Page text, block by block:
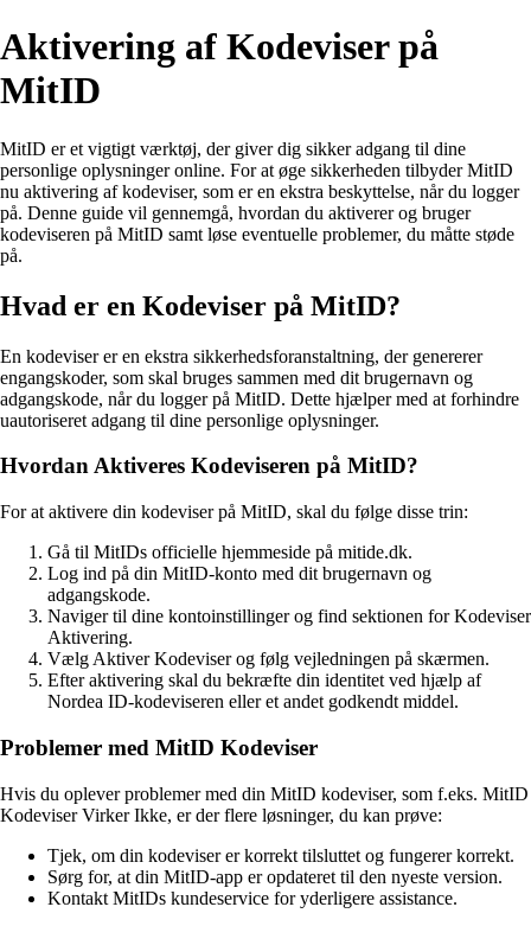
Aktivering af Kodeviser på
MitID
MitID er et vigtigt værktøj, der giver dig sikker adgang til dine
personlige oplysninger online. For at øge sikkerheden tilbyder MitID
nu aktivering af kodeviser, som er en ekstra beskyttelse, når du logger
på. Denne guide vil gennemgå, hvordan du aktiverer og bruger
kodeviseren på MitID samt løse eventuelle problemer, du måtte støde
på.
Hvad er en Kodeviser på MitID?
En kodeviser er en ekstra sikkerhedsforanstaltning, der genererer
engangskoder, som skal bruges sammen med dit brugernavn og
adgangskode, når du logger på MitID. Dette hjælper med at forhindre
uautoriseret adgang til dine personlige oplysninger.
Hvordan Aktiveres Kodeviseren på MitID?
For at aktivere din kodeviser på MitID, skal du følge disse trin:
Gå til MitIDs officielle hjemmeside på mitide.dk.
Log ind på din MitID-konto med dit brugernavn og
adgangskode.
Naviger til dine kontoinstillinger og find sektionen for Kodeviser
Aktivering.
Vælg Aktiver Kodeviser og følg vejledningen på skærmen.
Efter aktivering skal du bekræfte din identitet ved hjælp af
Nordea ID-kodeviseren eller et andet godkendt middel.
Problemer med MitID Kodeviser
Hvis du oplever problemer med din MitID kodeviser, som f.eks. MitID
Kodeviser Virker Ikke, er der flere løsninger, du kan prøve:
Tjek, om din kodeviser er korrekt tilsluttet og fungerer korrekt.
Sørg for, at din MitID-app er opdateret til den nyeste version.
Kontakt MitIDs kundeservice for yderligere assistance.